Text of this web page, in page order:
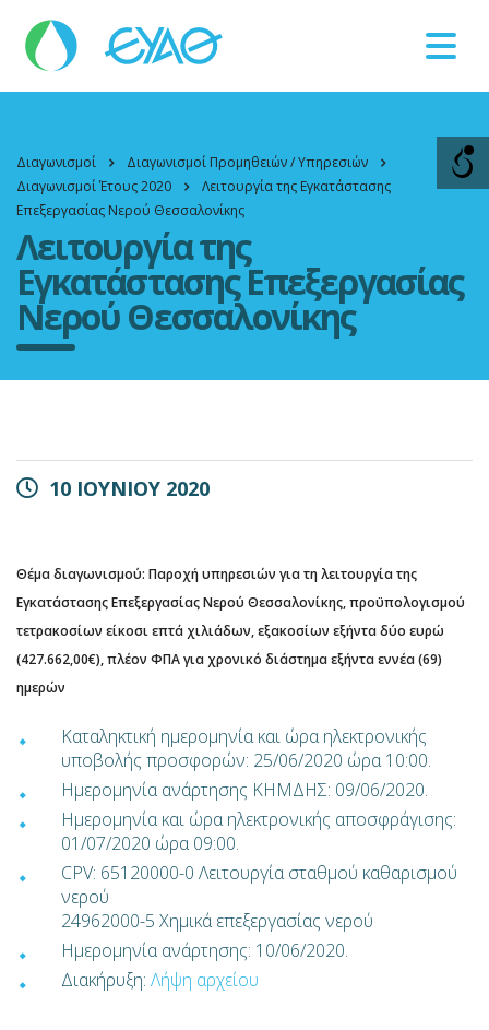
Διαγωνισμοί
Διαγωνισμοί Προμηθειών / Υπηρεσιών
Διαγωνισμοί Έτους 2020
Λειτουργία της Εγκατάστασης
Επεξεργασίας Νερού Θεσσαλονίκης
Λειτουργία της
Εγκατάστασης Επεξεργασίας
Νερού Θεσσαλονίκης
10 ΙΟΥΝΙΟΥ 2020
Θέμα διαγωνισμού: Παροχή υπηρεσιών για τη λειτουργία της
Εγκατάστασης Επεξεργασίας Νερού Θεσσαλονίκης, προϋπολογισμού
τετρακοσίων είκοσι επτά χιλιάδων, εξακοσίων εξήντα δύο ευρώ
(427.662,00€), πλέον ΦΠΑ για χρονικό διάστημα εξήντα εννέα (69)
ημερών
Καταληκτική ημερομηνία και ώρα ηλεκτρονικής
υποβολής προσφορών: 25/06/2020 ώρα 10:00.
Ημερομηνία ανάρτησης ΚΗΜΔΗΣ: 09/06/2020.
Ημερομηνία και ώρα ηλεκτρονικής αποσφράγισης:
01/07/2020 ώρα 09:00.
CPV: 65120000-0 Λειτουργία σταθμού καθαρισμού
νερού
24962000-5 Χημικά επεξεργασίας νερού
Ημερομηνία ανάρτησης: 10/06/2020.
Διακήρυξη: Λήψη αρχείου